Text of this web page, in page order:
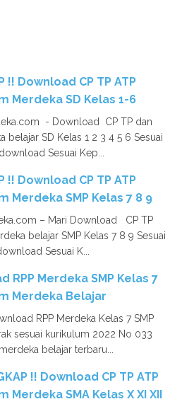
!! Download CP TP ATP
Merdeka SD Kelas 1-6
- Download CP TP dan
belajar SD Kelas 1 2 3 4 5 6 Sesuai
Sesuai Kep...
!! Download CP TP ATP
Merdeka SMP Kelas 7 8 9
– Mari Download CP TP
belajar SMP Kelas 7 8 9 Sesuai
Sesuai K...
RPP Merdeka SMP Kelas 7
Merdeka Belajar
RPP Merdeka Kelas 7 SMP
sesuai kurikulum 2022 No 033
belajar terbaru...
!! Download CP TP ATP
Merdeka SMA Kelas X XI XII